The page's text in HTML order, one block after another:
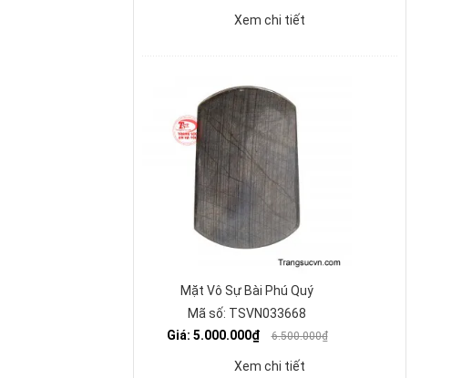
Xem chi tiết
Mặt Vô Sự Bài Phú Quý
Mã số: TSVN033668
Giá: 5.000.000₫
6.500.000₫
Xem chi tiết